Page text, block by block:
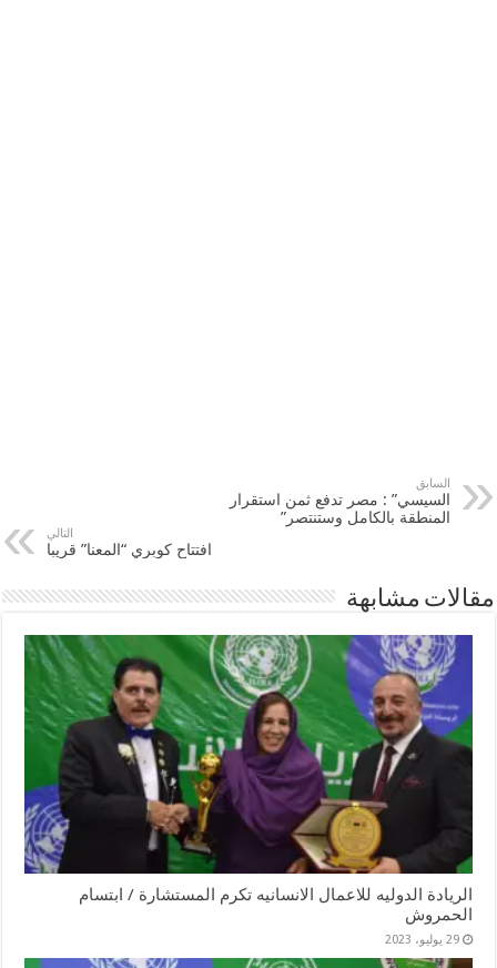
السابق
السيسي” : مصر تدفع ثمن استقرار
المنطقة بالكامل وستنتصر”
التالي
افتتاح كوبري “المعنا” قريبا
مقالات مشابهة
الريادة الدوليه للاعمال الانسانيه تكرم المستشارة / ابتسام
الحمروش
29 يوليو، 2023